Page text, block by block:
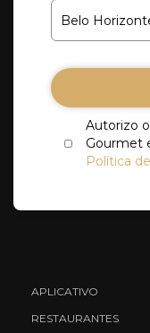
Autorizo
Gourmet
Política
APLICATIVO
RESTAURANTES